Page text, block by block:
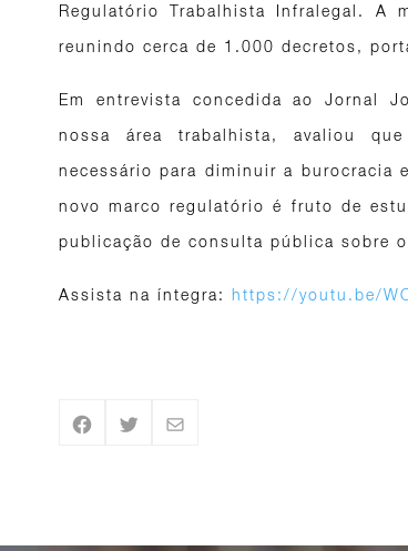
Regulatório Trabalhista Infralegal. A
reunindo cerca de 1.000 decretos,
Em entrevista concedida ao Jornal
nossa área trabalhista, avaliou
necessário para diminuir a burocracia
novo marco regulatório é fruto de
publicação de consulta pública sobre
Assista na íntegra: https://youtu.be/